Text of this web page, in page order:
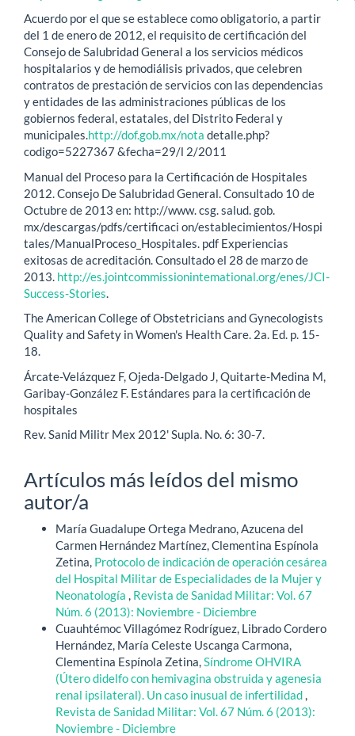
Acuerdo por el que se establece como obligatorio, a partir
del 1 de enero de 2012, el requisito de certificación del
Consejo de Salubridad General a los servicios médicos
hospitalarios y de hemodiálisis privados, que celebren
contratos de prestación de servicios con las dependencias
y entidades de las administraciones públicas de los
gobiernos federal, estatales, del Distrito Federal y
municipales.http://dof.gob.mx/nota detalle.php?
codigo=5227367 &fecha=29/l 2/2011
Manual del Proceso para la Certificación de Hospitales
2012. Consejo De Salubridad General. Consultado 10 de
Octubre de 2013 en: http://www. csg. salud. gob.
mx/descargas/pdfs/certificaci on/establecimientos/Hospi
tales/ManualProceso_Hospitales. pdf Experiencias
exitosas de acreditación. Consultado el 28 de marzo de
2013. http://es.jointcommissionintemational.org/enes/JCI-
Success-Stories
The American College of Obstetricians and Gynecologists
Quality and Safety in Women's Health Care. 2a. Ed. p. 15-
18.
Árcate-Velázquez F, Ojeda-Delgado J, Quitarte-Medina M,
Garibay-González F. Estándares para la certificación de
hospitales
Rev. Sanid Militr Mex 2012' Supla. No. 6: 30-7.
Artículos más leídos del mismo
autor/a
María Guadalupe Ortega Medrano, Azucena del
Carmen Hernández Martínez, Clementina Espínola
Zetina, Protocolo de indicación de operación cesárea
del Hospital Militar de Especialidades de la Mujer y
Neonatología , Revista de Sanidad Militar: Vol. 67
Núm. 6 (2013): Noviembre - Diciembre
Cuauhtémoc Villagómez Rodríguez, Librado Cordero
Hernández, María Celeste Uscanga Carmona,
Clementina Espínola Zetina,Síndrome OHVIRA
(Útero didelfo con hemivagina obstruida y agenesia
renal ipsilateral). Un caso inusual de infertilidad,
Revista de Sanidad Militar: Vol. 67 Núm. 6 (2013):
Noviembre - Diciembre